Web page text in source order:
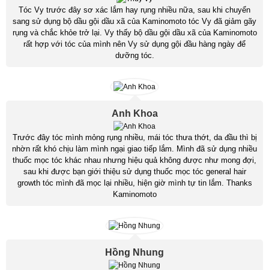
Tóc Vy trước đây sơ xác lắm hay rụng nhiều nữa, sau khi chuyển
sang sử dụng bộ dầu gội dầu xã của Kaminomoto tóc Vy đã giảm gãy
rụng và chắc khỏe trở lại. Vy thấy bộ dầu gội dầu xã của Kaminomoto
rất hợp với tóc của mình nên Vy sử dụng gội đầu hàng ngày để
dưỡng tóc.
Anh Khoa
Trước đây tóc mình mỏng rụng nhiều, mái tóc thưa thớt, da đầu thì bị
nhờn rất khó chịu làm mình ngại giao tiếp lắm. Mình đã sử dụng nhiều
thuốc mọc tóc khác nhau nhưng hiệu quả không được như mong đợi,
sau khi được bạn giới thiệu sử dụng thuốc mọc tóc general hair
growth tóc mình đã mọc lại nhiều, hiện giờ mình tự tin lắm. Thanks
Kaminomoto
Hồng Nhung